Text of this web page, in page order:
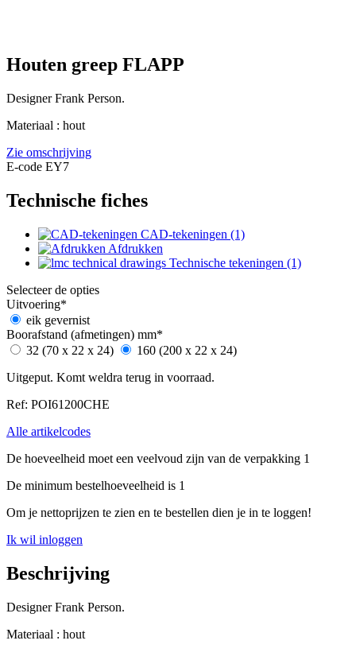
Houten greep FLAPP
Designer Frank Person.
Materiaal : hout
Zie omschrijving
E-code EY7
Technische fiches
CAD-tekeningen (1)
Afdrukken
Technische tekeningen (1)
Selecteer de opties
Uitvoering*
eik gevernist
Boorafstand (afmetingen) mm*
32 (70 x 22 x 24)
160 (200 x 22 x 24)
Uitgeput. Komt weldra terug in voorraad.
Ref: POI61200CHE
Alle artikelcodes
De hoeveelheid moet een veelvoud zijn van de verpakking 1
De minimum bestelhoeveelheid is 1
Om je nettoprijzen te zien en te bestellen dien je in te loggen!
Ik wil inloggen
Beschrijving
Designer Frank Person.
Materiaal : hout